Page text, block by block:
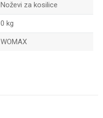
Noževi za kosilice
0 kg
WOMAX